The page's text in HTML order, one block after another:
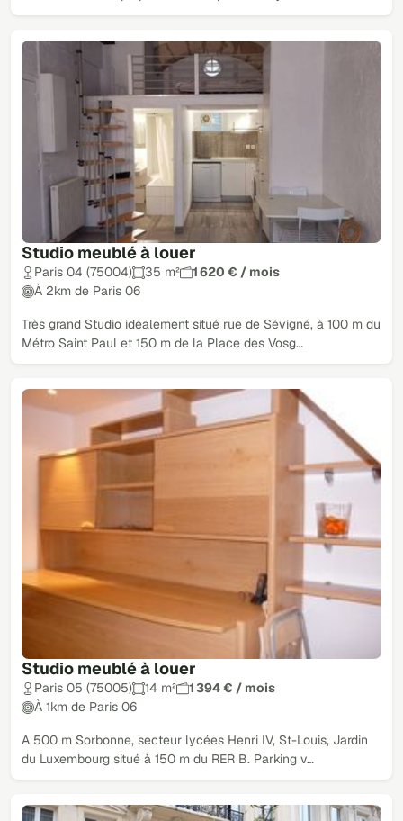
Studio meublé à louer
Paris 04 (75004) 35 m²
1 620 € / mois
À 2km de Paris 06
Très grand Studio idéalement situé rue de Sévigné, à 100 m du
Métro Saint Paul et 150 m de la Place des Vosg…
Studio meublé à louer
Paris 05 (75005) 14 m²
1 394 € / mois
À 1km de Paris 06
A 500 m Sorbonne, secteur lycées Henri IV, St-Louis, Jardin
du Luxembourg situé à 150 m du RER B. Parking v…